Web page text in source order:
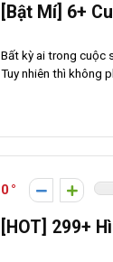
[Bật Mí] 6+
Bất kỳ ai trong cuộc
Tuy nhiên thì không
0
[HOT] 299+